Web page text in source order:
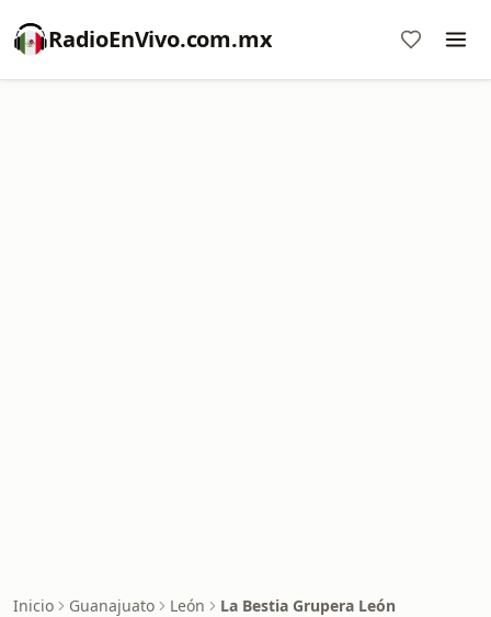
RadioEnVivo.com.mx
Inicio Guanajuato León La Bestia Grupera León